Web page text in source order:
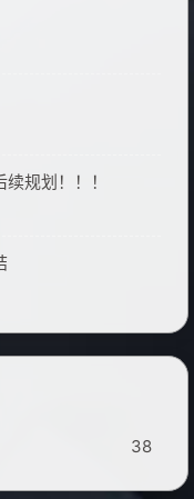
规划！！！
38